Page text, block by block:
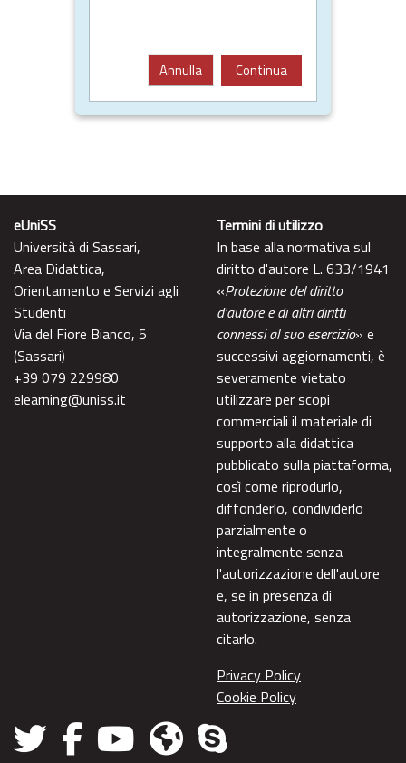
Annulla Continua
eUniSS
Università di Sassari,
Area Didattica,
Orientamento e Servizi agli
Studenti
Via del Fiore Bianco, 5
(Sassari)
+39 079 229980
elearning@uniss.it
Termini di utilizzo
In base alla normativa sul
diritto d'autore L. 633/1941
«Protezione del diritto
d'autore e di altri diritti
connessi al suo esercizio» e
successivi aggiornamenti, è
severamente vietato
utilizzare per scopi
commerciali il materiale di
supporto alla didattica
pubblicato sulla piattaforma,
così come riprodurlo,
diffonderlo, condividerlo
parzialmente o
integralmente senza
l'autorizzazione dell'autore
e, se in presenza di
autorizzazione, senza
citarlo.
Privacy Policy
Cookie Policy